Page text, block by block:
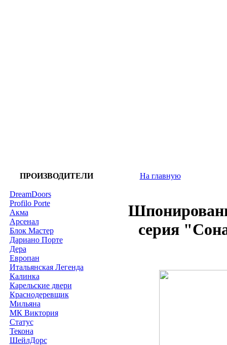
ПРОИЗВОДИТЕЛИ
DreamDoors
Profilo Porte
Акма
Арсенал
Блок Мастер
Дариано Порте
Дера
Европан
Итальянская Легенда
Калинка
Карельские двери
Краснодеревщик
Мильяна
МК Виктория
Статус
Текона
ШейлДорс
На главную
серия